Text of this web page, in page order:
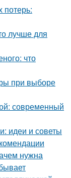
потерь:
лучше для
что
при выборе
современный
идеи и советы
нужна